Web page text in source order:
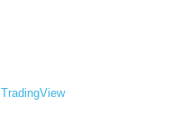
TradingView